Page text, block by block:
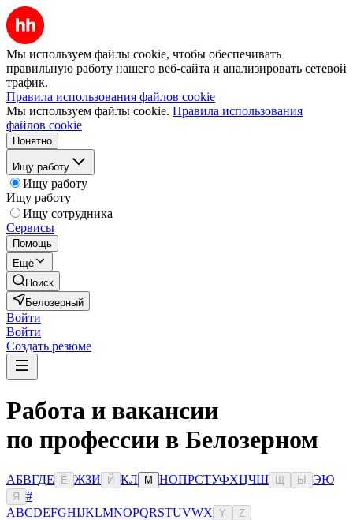
Мы используем файлы cookie, чтобы обеспечивать
правильную работу нашего веб-сайта и анализировать сетевой
трафик.
Правила использования файлов cookie
Мы используем файлы cookie. Правила использования
файлов cookie
Понятно
Ищу работу
Ищу работу
Ищу работу
Ищу сотрудника
Сервисы
Помощь
Ещё
Поиск
Белозерный
Войти
Войти
Создать резюме
Работа и вакансии
по профессии в Белозерном
АБВГДЕ Ё ЖЗИ Й КЛ М НОПРСТУФХЦЧШ Ы ЭЮ
Я
#
ABCDEFGHIJKLMNOPQRSTUVWX Y Z